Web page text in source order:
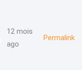
12 mois
ago
Permalink